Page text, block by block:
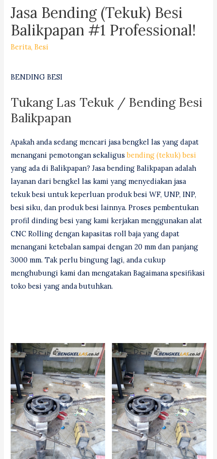
Jasa Bending (Tekuk) Besi
Balikpapan #1 Professional!
Berita,Besi
BENDING BESI
Tukang Las Tekuk / Bending Besi
Balikpapan
Apakah anda sedang mencari jasa bengkel las yang dapat
menangani pemotongan sekaligusbending (tekuk) besi
yang ada di Balikpapan? Jasa bending Balikpapan adalah
layanan dari bengkel las kami yang menyediakan jasa
tekuk besi untuk keperluan produk besi WF, UNP, INP,
besi siku, dan produk besi lainnya. Proses pembentukan
profil dinding besi yang kami kerjakan menggunakan alat
CNC Rolling dengan kapasitas roll baja yang dapat
menangani ketebalan sampai dengan 20 mm dan panjang
3000 mm. Tak perlu bingung lagi, anda cukup
menghubungi kami dan mengatakan Bagaimana spesifikasi
toko besi yang anda butuhkan.